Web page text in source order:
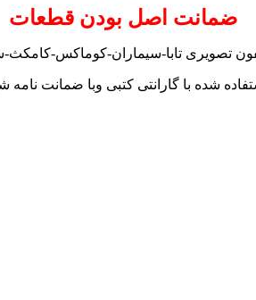
ضمانت اصل بودن قطعات
تصویری تابا-سیماران-کوماکس-کامکث-
شده با گارانتی کتبی وبا ضمانت